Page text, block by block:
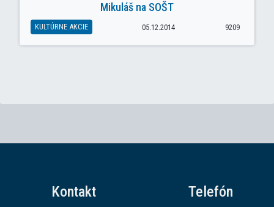
Mikuláš na SOŠT
KULTÚRNE AKCIE 05.12.2014 9209
Kontakt Telefón